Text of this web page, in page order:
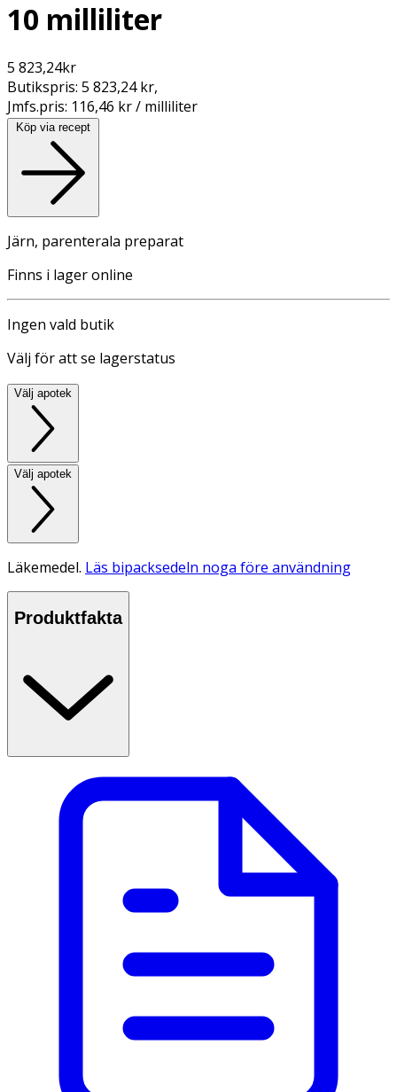
10 milliliter
5 823,24kr
Butikspris: 5 823,24 kr,
Jmfs.pris: 116,46 kr / milliliter
Köp via recept
Järn, parenterala preparat
Finns i lager online
Ingen vald butik
Välj för att se lagerstatus
Välj apotek
Välj apotek
Läkemedel. Läs bipacksedeln noga före användning
Produktfakta